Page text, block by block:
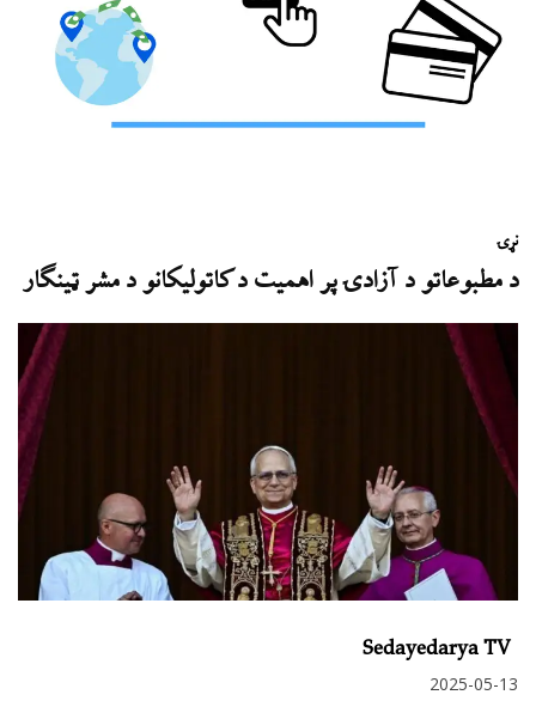
نړۍ
د مطبوعاتو د آزادۍ پر اهميت د کاتوليکانو د مشر ټينګار
Sedayedarya TV
2025-05-13